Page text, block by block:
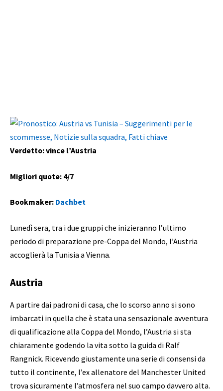
Verdetto: vince l’Austria
Migliori quote: 4/7
Bookmaker: Dachbet
Lunedì sera, tra i due gruppi che inizieranno l’ultimo
periodo di preparazione pre-Coppa del Mondo, l’Austria
accoglierà la Tunisia a Vienna.
Austria
A partire dai padroni di casa, che lo scorso anno si sono
imbarcati in quella che è stata una sensazionale avventura
di qualificazione alla Coppa del Mondo, l’Austria si sta
chiaramente godendo la vita sotto la guida di Ralf
Rangnick. Ricevendo giustamente una serie di consensi da
tutto il continente, l’ex allenatore del Manchester United
trova sicuramente l’atmosfera nel suo campo davvero alta.